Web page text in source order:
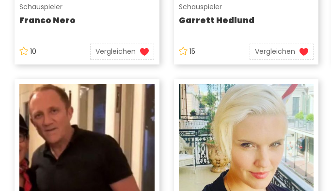
Schauspieler
Franco Nero
10 Vergleichen
Schauspieler
Garrett Hedlund
15 Vergleichen